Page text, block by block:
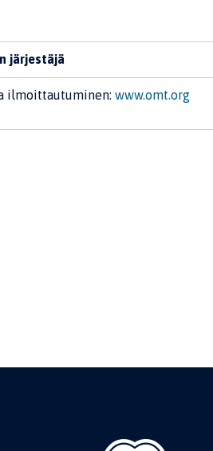
järjestäjä
ilmoittautuminen: www.omt.org